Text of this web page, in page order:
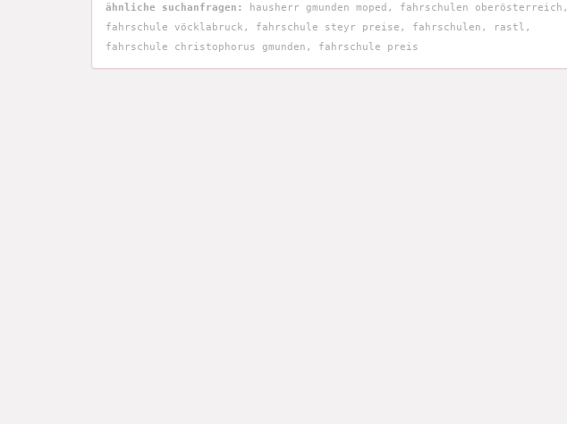
ähnliche suchanfragen:
hausherr gmunden moped, fahrschulen oberösterreich,
fahrschule vöcklabruck, fahrschule steyr preise, fahrschulen, rastl,
fahrschule christophorus gmunden, fahrschule preis